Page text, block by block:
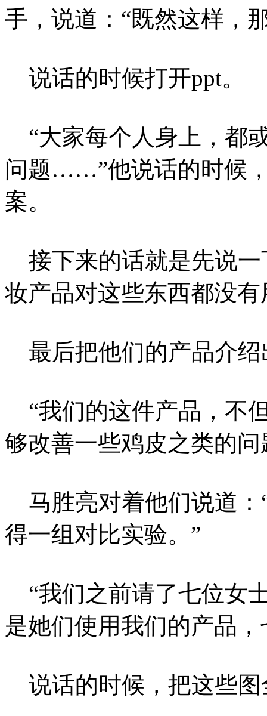
手，说道：“既然这样，
说话的时候打开ppt。
“大家每个人身上，都
问题……”他说话的时候
案。
接下来的话就是先说一
妆产品对这些东西都没有
最后把他们的产品介绍
“我们的这件产品，不
够改善一些鸡皮之类的问
马胜亮对着他们说道：
得一组对比实验。”
“我们之前请了七位女
是她们使用我们的产品
说话的时候，把这些图